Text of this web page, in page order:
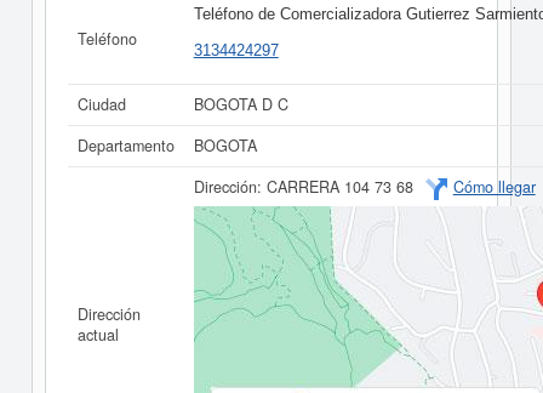
Teléfono
Teléfono de Comercializadora Gutierrez
3134424297
Ciudad
BOGOTA D C
Departamento
BOGOTA
Dirección
actual
Dirección: CARRERA 104 73 68 Cómo llegar